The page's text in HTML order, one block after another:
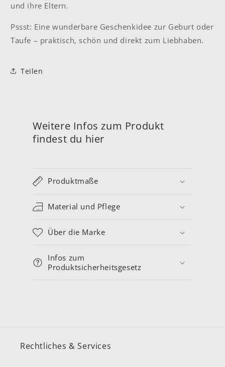
und ihre Eltern.
Pssst: Eine wunderbare Geschenkidee zur Geburt oder
Taufe – praktisch, schön und direkt zum Liebhaben.
Teilen
Weitere Infos zum Produkt
findest du hier
Produktmaße
Material und Pflege
Über die Marke
Infos zum
Produktsicherheitsgesetz
Rechtliches & Services